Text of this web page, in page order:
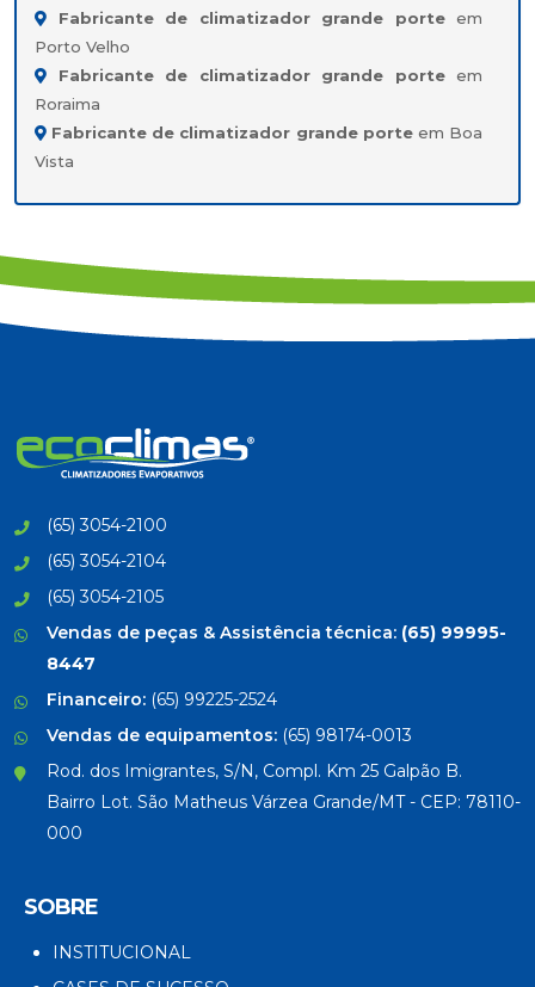
Fabricante de climatizador grande porteem
Porto Velho
Fabricante de climatizador grande porteem
Roraima
Fabricante de climatizador grande porteem Boa
Vista
(65) 3054-2100
(65) 3054-2104
(65) 3054-2105
Vendas de peças & Assistência técnica: (65) 99995-
8447
Financeiro: (65) 99225-2524
Vendas de equipamentos: (65) 98174-0013
Rod. dos Imigrantes, S/N, Compl. Km 25 Galpão B.
Bairro Lot. São Matheus Várzea Grande/MT - CEP: 78110-
000
SOBRE
INSTITUCIONAL